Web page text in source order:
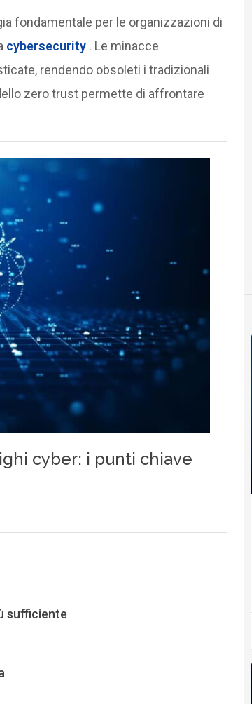
fondamentale per le organizzazioni di
cybersecurity. Le minacce
rendendo obsoleti i tradizionali
zero trust permette di affrontare
sufficiente